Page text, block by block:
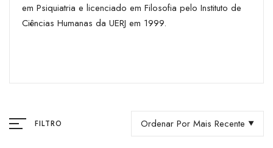
em Psiquiatria e licenciado em Filosofia pelo Instituto de
Ciências Humanas da UERJ em 1999.
FILTRO Ordenar Por Mais Recente